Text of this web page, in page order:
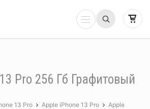
Pro 256 Гб Графитовый
13 Pro Apple iPhone 13 Pro Apple